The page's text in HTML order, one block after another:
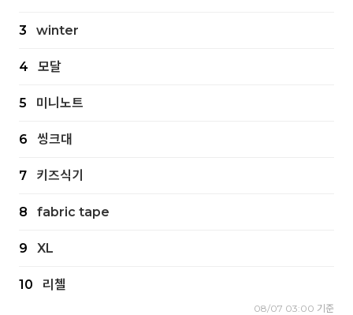
3 winter
4 모달
5 미니노트
6 씽크대
7 키즈식기
8 fabric tape
9 XL
10 리첼
08/07 03:00 기준